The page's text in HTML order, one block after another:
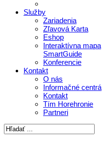
Služby
Zariadenia
Zľavová Karta
Eshop
Interaktívna mapa
SmartGuide
Konferencie
Kontakt
O nás
Informačné centrá
Kontakt
Tím Horehronie
Partneri